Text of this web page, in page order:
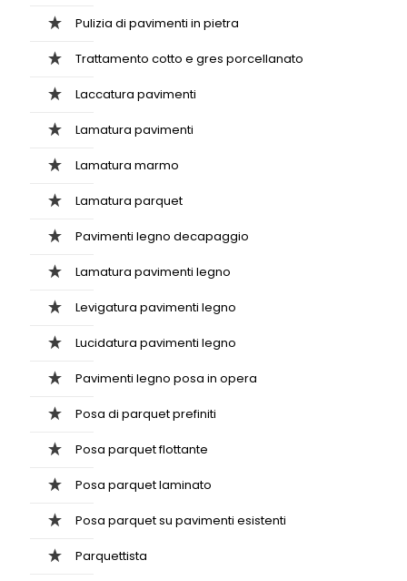
Pulizia di pavimenti in pietra
Trattamento cotto e gres porcellanato
Laccatura pavimenti
Lamatura pavimenti
Lamatura marmo
Lamatura parquet
Pavimenti legno decapaggio
Lamatura pavimenti legno
Levigatura pavimenti legno
Lucidatura pavimenti legno
Pavimenti legno posa in opera
Posa di parquet prefiniti
Posa parquet flottante
Posa parquet laminato
Posa parquet su pavimenti esistenti
Parquettista